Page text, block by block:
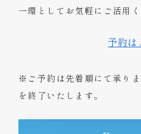
一環としてお気軽にご活用く
予約は
※ご予約は先着順にて承り
を終了いたします。